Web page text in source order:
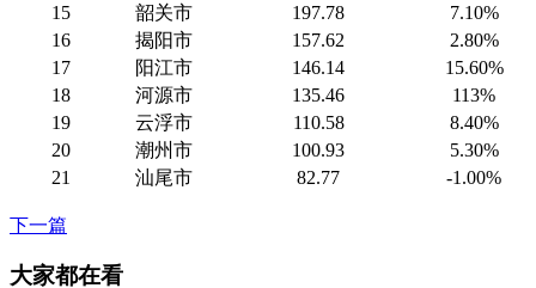
15
韶关市 197.78
7.10%
16
揭阳市 157.62
2.80%
17
阳江市 146.14
15.60%
18
河源市 135.46
113%
19
云浮市 110.58
8.40%
20
潮州市 100.93
5.30%
21
汕尾市 82.77 -1.00%
下一篇
大家都在看